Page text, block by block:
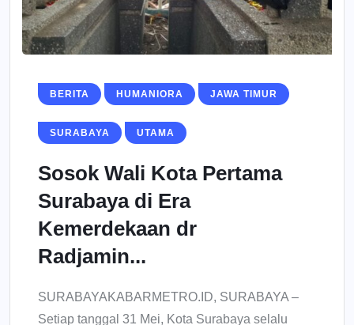
BERITA HUMANIORA JAWA TIMUR
SURABAYA UTAMA
Sosok Wali Kota Pertama
Surabaya di Era
Kemerdekaan dr
Radjamin...
SURABAYAKABARMETRO.ID, SURABAYA –
Setiap tanggal 31 Mei, Kota Surabaya selalu